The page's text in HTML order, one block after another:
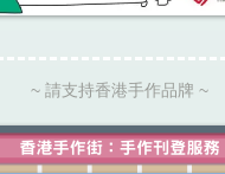
~ 請支持香港手作品牌 ~